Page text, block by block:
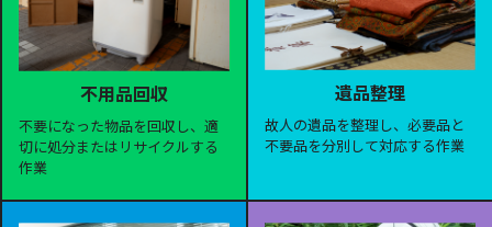
不用品回収
不要になった物品を回収し、適
切に処分またはリサイクルする
作業
遺品整理
故人の遺品を整理し、必要品と
不要品を分別して対応する作業